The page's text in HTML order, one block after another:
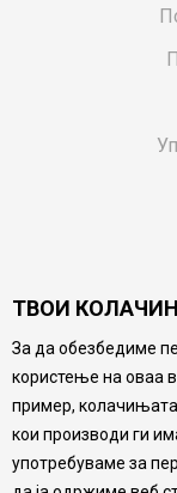
Настојуваме да
производите,
ТВОИ
За да обезбедиме
користење на оваа
пример,
кои производи ги
употребуваме за